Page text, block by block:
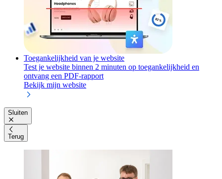
Toegankelijkheid van je website
Test je website binnen 2 minuten op toegankelijkheid en
ontvang een PDF-rapport
Bekijk mijn website
Sluiten
Terug